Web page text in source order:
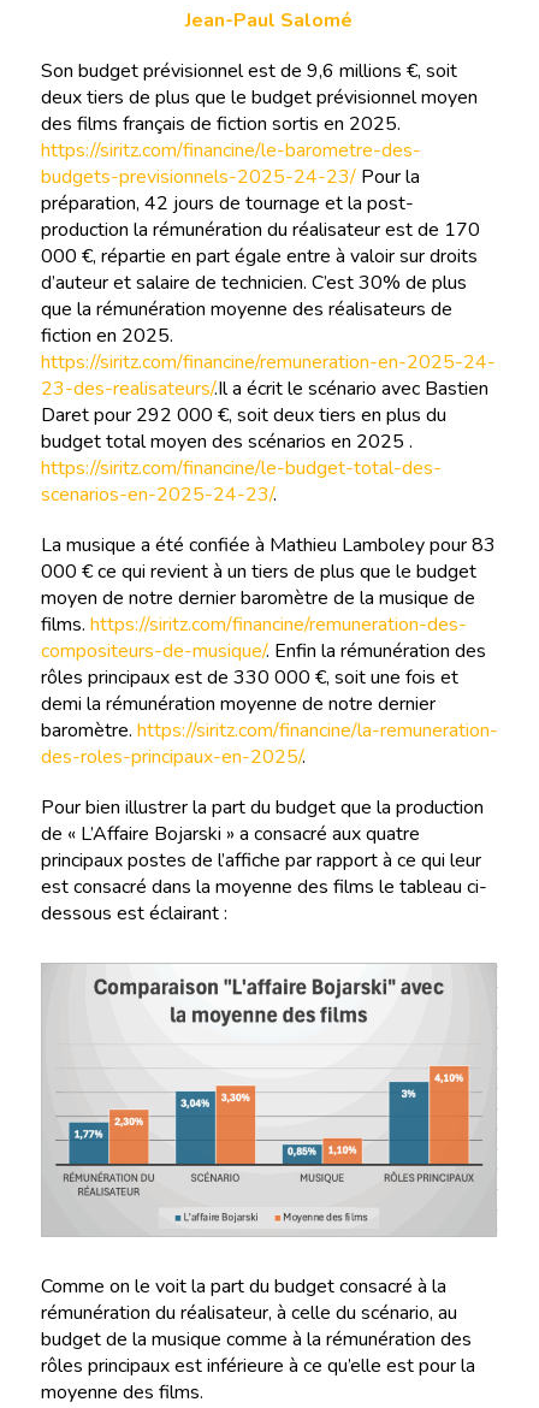
Jean-Paul Salomé
Son budget prévisionnel est de 9,6 millions €, soit
deux tiers de plus que le budget prévisionnel moyen
des films français de fiction sortis en 2025.
https://siritz.com/financine/le-barometre-des-
budgets-previsionnels-2025-24-23/Pour la
préparation, 42 jours de tournage et la post-
production la rémunération du réalisateur est de 170
000 €, répartie en part égale entre à valoir sur droits
d’auteur et salaire de technicien. C’est 30% de plus
que la rémunération moyenne des réalisateurs de
fiction en 2025.
https://siritz.com/financine/remuneration-en-2025-24-
23-des-realisateurs/.Il a écrit le scénario avec Bastien
Daret pour 292 000 €, soit deux tiers en plus du
budget total moyen des scénarios en 2025 .
https://siritz.com/financine/le-budget-total-des-
scenarios-en-2025-24-23/.
La musique a été confiée à Mathieu Lamboley pour 83
000 € ce qui revient à un tiers de plus que le budget
moyen de notre dernier baromètre de la musique de
films. https://siritz.com/financine/remuneration-des-
compositeurs-de-musique/. Enfin la rémunération des
rôles principaux est de 330 000 €, soit une fois et
demi la rémunération moyenne de notre dernier
baromètre. https://siritz.com/financine/la-remuneration-
des-roles-principaux-en-2025/.
Pour bien illustrer la part du budget que la production
de « L’Affaire Bojarski » a consacré aux quatre
principaux postes de l’affiche par rapport à ce qui leur
est consacré dans la moyenne des films le tableau ci-
dessous est éclairant :
Comme on le voit la part du budget consacré à la
rémunération du réalisateur, à celle du scénario, au
budget de la musique comme à la rémunération des
rôles principaux est inférieure à ce qu’elle est pour la
moyenne des films.